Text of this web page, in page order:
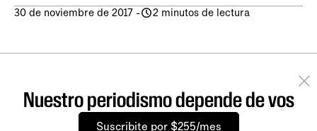
30 de noviembre de 2017 - 2 minutos de lectura
Nuestro periodismo depende de vos
Suscribite por $255/mes